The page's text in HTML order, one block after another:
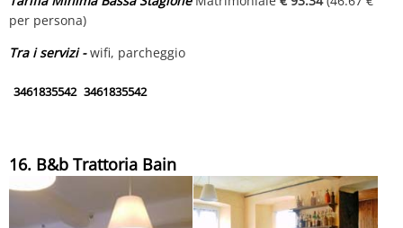
per persona)
Tra i servizi -wifi, parcheggio
3461835542 3461835542
16. B&b Trattoria Bain